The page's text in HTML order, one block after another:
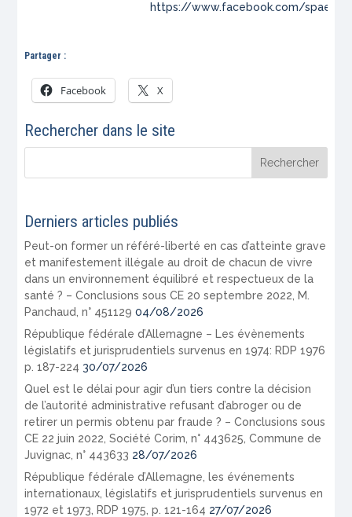
https://www.facebook.com/
Partager :
Facebook X
Rechercher dans le site
Derniers articles publiés
Peut-on former un référé-liberté en cas d’atteinte grave
et manifestement illégale au droit de chacun de vivre
dans un environnement équilibré et respectueux de la
santé ? – Conclusions sous CE 20 septembre 2022, M.
Panchaud, n° 451129 04/08/2026
République fédérale d’Allemagne – Les évènements
législatifs et jurisprudentiels survenus en 1974: RDP 1976
p. 187-224 30/07/2026
Quel est le délai pour agir d’un tiers contre la décision
de l’autorité administrative refusant d’abroger ou de
retirer un permis obtenu par fraude ? – Conclusions sous
CE 22 juin 2022, Société Corim, n° 443625, Commune de
Juvignac, n° 443633 28/07/2026
République fédérale d’Allemagne, les événements
internationaux, législatifs et jurisprudentiels survenus en
1972 et 1973, RDP 1975, p. 121-164 27/07/2026